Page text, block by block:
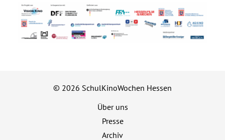
© 2026 SchulKinoWochen Hessen
Über uns
Presse
Archiv